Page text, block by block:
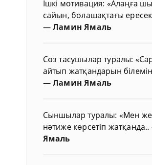
Ішкі мотивация: «Алаңға
сайын, болашақтағы
—Ламин Ямаль
Сөз тасушылар туралы:
айтып жатқандарын
—Ламин Ямаль
Сыншылар туралы: «Мен
нәтиже көрсетіп жатқанда..
Ямаль